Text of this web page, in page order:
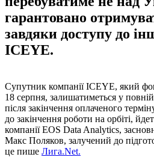
гарантовано
завдяки доступу до
ICEYE.
Супутник компанії ICEYE, який
18 серпня, залишатиметься у
після закінчення оплаченого
до закінчення роботи на орбіті,
компанії EOS Data Analytics,
Макс Поляков, залучений до
це пише Лига.Net.